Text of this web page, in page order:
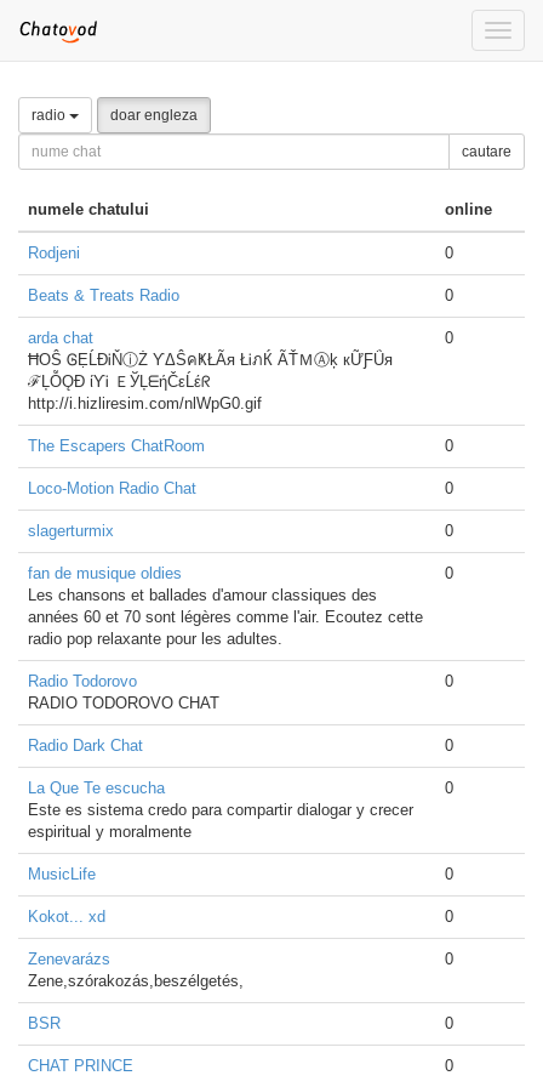
Toggle
radio doar engleza
cautare
numele chatului online
Rodjeni 0
Beats & Treats Radio 0
arda chat
ĦOŜ ᎶẸĹĐᎥŇⓘŻ ƳΔŜคҜŁÃя ŁᎥภЌ ÃŤＭⒶķ кỮƑǗя
ℱĻỖǪĐ ίƳᎥ ＥЎĻᗴήČεĹέᖇ
http://i.hizliresim.com/nlWpG0.gif
0
The Escapers ChatRoom 0
Loco-Motion Radio Chat 0
slagerturmix 0
fan de musique oldies
Les chansons et ballades d'amour classiques des
années 60 et 70 sont légères comme l'air. Ecoutez cette
radio pop relaxante pour les adultes.
0
Radio Todorovo
RADIO TODOROVO CHAT
0
Radio Dark Chat 0
La Que Te escucha
Este es sistema credo para compartir dialogar y crecer
espiritual y moralmente
0
MusicLife 0
Kokot... xd 0
Zenevarázs
Zene,szórakozás,beszélgetés,
0
BSR 0
CHAT PRINCE 0